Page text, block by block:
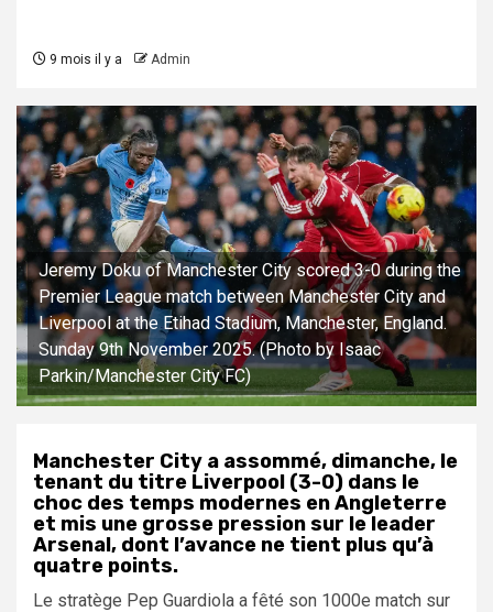
9 mois il y a Admin
Jeremy Doku of Manchester City scored 3-0 during the
Premier League match between Manchester City and
Liverpool at the Etihad Stadium, Manchester, England.
Sunday 9th November 2025. (Photo by Isaac
Parkin/Manchester City FC)
Manchester City a assommé, dimanche, le
tenant du titre Liverpool (3-0) dans le
choc des temps modernes en Angleterre
et mis une grosse pression sur le leader
Arsenal, dont l’avance ne tient plus qu’à
quatre points.
Le stratège Pep Guardiola a fêté son 1000e match sur